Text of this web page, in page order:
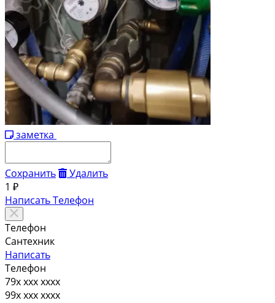
заметка
Сохранить
Удалить
1 ₽
НаписатьТелефон
Телефон
Сантехник
Написать
Телефон
79x xxx xxxx
99x xxx xxxx